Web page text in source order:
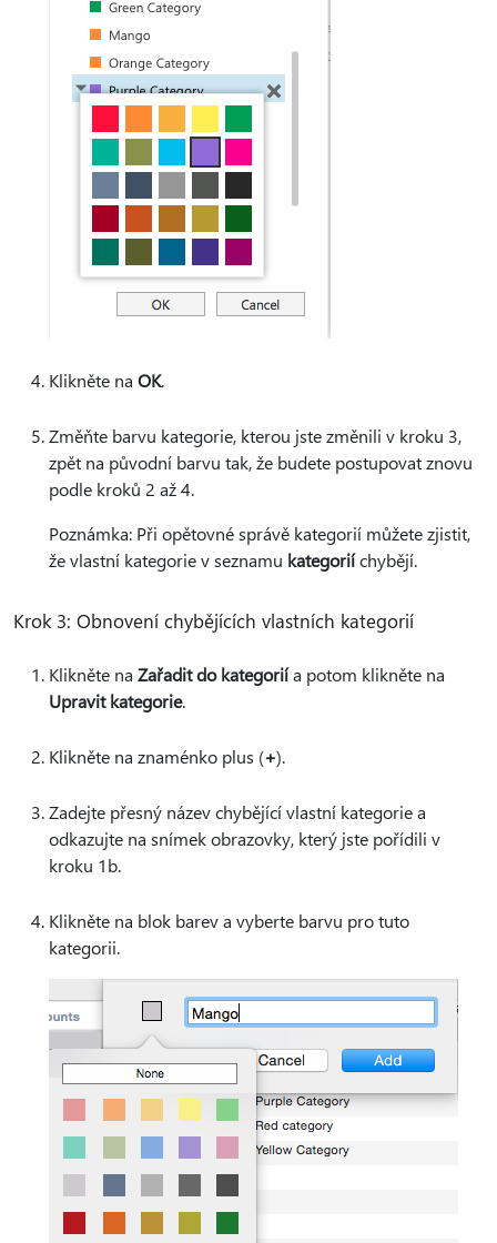
Klikněte na OK.
Změňte barvu kategorie, kterou jste změnili v kroku 3,
zpět na původní barvu tak, že budete postupovat znovu
podle kroků 2 až 4.
Poznámka: Při opětovné správě kategorií můžete zjistit,
že vlastní kategorie v seznamu kategoriíchybějí.
Krok 3: Obnovení chybějících vlastních kategorií
Klikněte na Zařadit do kategoriía potom klikněte na
Upravit kategorie.
Klikněte na znaménko plus (+).
Zadejte přesný název chybějící vlastní kategorie a
odkazujte na snímek obrazovky, který jste pořídili v
kroku 1b.
Klikněte na blok barev a vyberte barvu pro tuto
kategorii.